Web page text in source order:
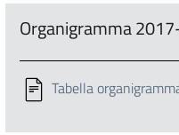
Organigramma
Tabella